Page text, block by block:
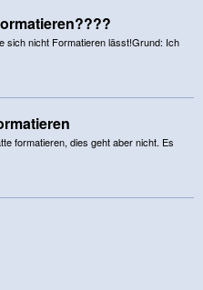
sich nicht Formatieren lässt!Grund: Ich
formatieren, dies geht aber nicht. Es